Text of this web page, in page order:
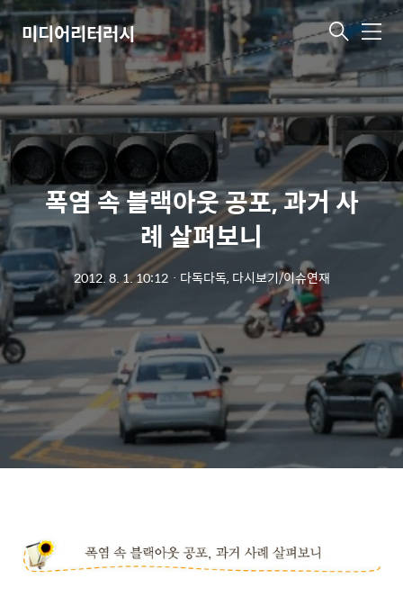
미디어리터러시 메
뉴
폭염 속 블랙아웃 공포, 과거 사
례 살펴보니
2012. 8. 1. 10:12ㆍ 다독다독, 다시보기/이슈연재